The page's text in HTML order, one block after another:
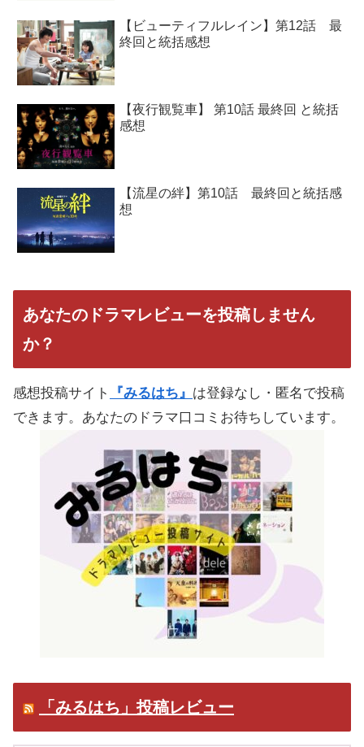
【ビューティフルレイン】第12話 最
終回と統括感想
【夜行観覧車】 第10話 最終回 と統括
感想
【流星の絆】第10話 最終回と統括感
想
あなたのドラマレビューを投稿しません
か？
感想投稿サイト 『みるはち』 は登録なし・匿名で投稿
できます。あなたのドラマ口コミお待ちしています。
「みるはち」投稿レビュー